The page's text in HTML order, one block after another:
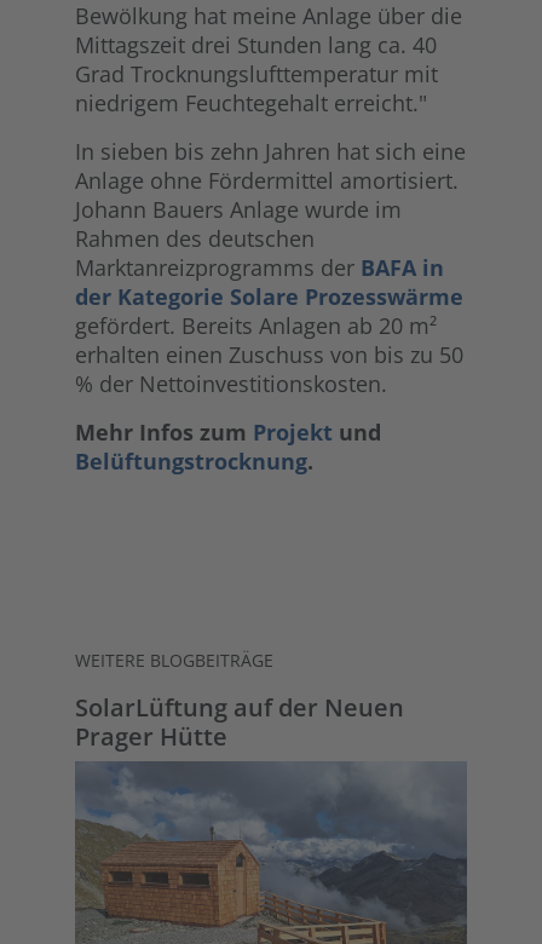
Bewölkung hat meine Anlage über die
Mittagszeit drei Stunden lang ca. 40
Grad Trocknungslufttemperatur mit
niedrigem Feuchtegehalt erreicht."
In sieben bis zehn Jahren hat sich eine
Anlage ohne Fördermittel amortisiert.
Johann Bauers Anlage wurde im
Rahmen des deutschen
Marktanreizprogramms der BAFA in
der Kategorie Solare Prozesswärme
gefördert. Bereits Anlagen ab 20 m²
erhalten einen Zuschuss von bis zu 50
% der Nettoinvestitionskosten.
Mehr Infos zum Projekt und
Belüftungstrocknung.
WEITERE BLOGBEITRÄGE
SolarLüftung auf der Neuen
Prager Hütte